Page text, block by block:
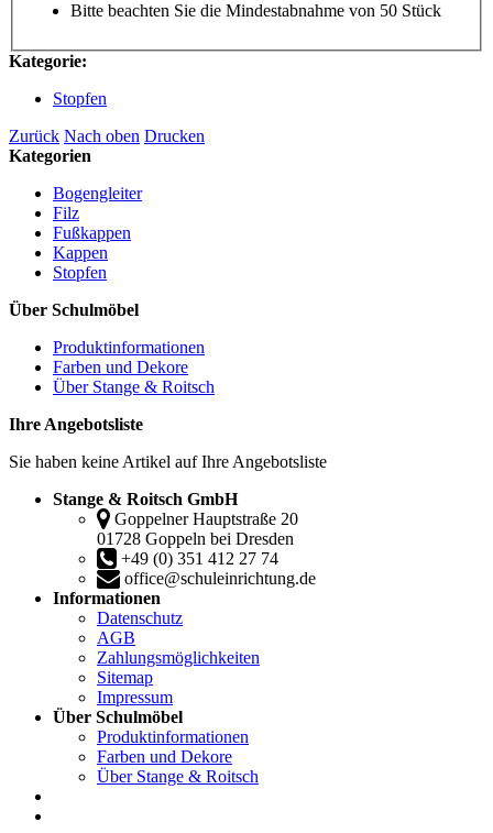
Bitte beachten Sie die Mindestabnahme von 50 Stück
Kategorie:
Stopfen
Zurück Nach oben Drucken
Kategorien
Bogengleiter
Filz
Fußkappen
Kappen
Stopfen
Über Schulmöbel
Produktinformationen
Farben und Dekore
Über Stange & Roitsch
Ihre Angebotsliste
Sie haben keine Artikel auf Ihre Angebotsliste
Stange & Roitsch GmbH
Goppelner Hauptstraße 20
01728 Goppeln bei Dresden
+49 (0) 351 412 27 74
office@schuleinrichtung.de
Informationen
Datenschutz
AGB
Zahlungsmöglichkeiten
Sitemap
Impressum
Über Schulmöbel
Produktinformationen
Farben und Dekore
Über Stange & Roitsch